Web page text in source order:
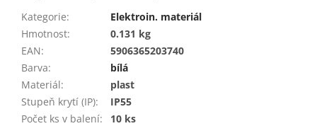
Kategorie:
Elektroin. materiál
Hmotnost:
0.131 kg
EAN:
5906365203740
Barva:
bílá
Materiál:
plast
Stupeň krytí (IP):
IP55
Počet ks v balení:
10 ks